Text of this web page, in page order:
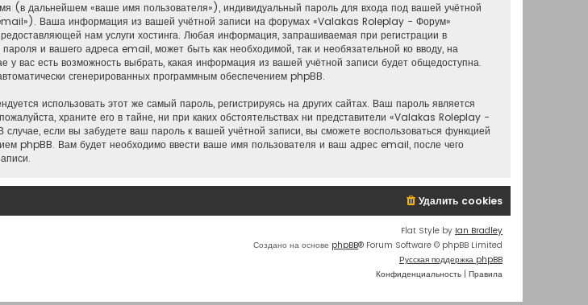
(в дальнейшем «ваше имя пользователя»), индивидуальный пароль для входа под вашей учётной
Ваша информация из вашей учётной записи на форумах «Valakas Roleplay - Форум»
нам услуги хостинга. Любая информация, запрашиваемая при регистрации в
и вашего адреса email, может быть как необходимой, так и необязательной ко вводу, на
есть возможность выбрать, какая информация из вашей учётной записи будет общедоступна.
сгенерированных программным обеспечением phpBB.
использовать этот же самый пароль, регистрируясь на других сайтах. Ваш пароль является
храните его в тайне, ни при каких обстоятельствах ни представители «Valakas Roleplay -
если вы забудете ваш пароль к вашей учётной записи, вы сможете воспользоваться функцией
phpBB. Вам будет необходимо ввести ваше имя пользователя и ваш адрес email, после чего
Удалить cookies
Flat Style by Ian Bradley
Создано на основе phpBB® Forum Software © phpBB Limited
Русская поддержка phpBB
Конфиденциальность | Правила